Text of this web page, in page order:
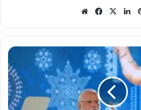
WebsiteFacebook
X
वीरांगना
रानी
दुर्गावती
की
500वीं
जयंती